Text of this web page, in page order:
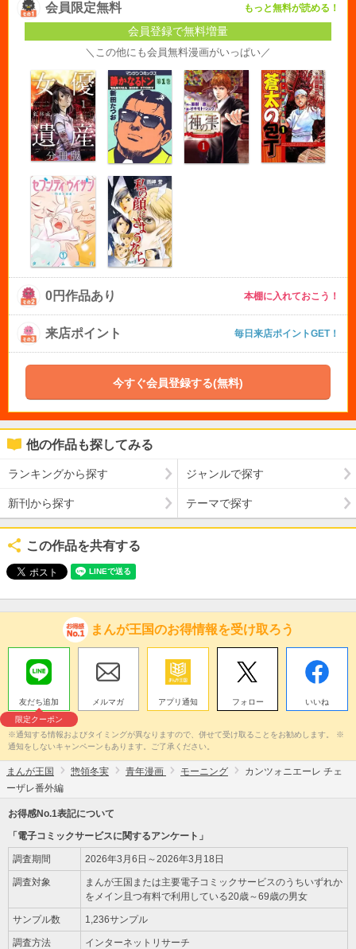
会員限定無料 もっと無料が読める！
会員登録で無料増量
＼この他にも会員無料漫画がいっぱい／
0円作品あり 本棚に入れておこう！
来店ポイント 毎日来店ポイントGET！
今すぐ会員登録する(無料)
他の作品も探してみる
ランキングから探す ジャンルで探す
新刊から探す テーマで探す
この作品を共有する
まんが王国のお得情報を受け取ろう
友だち追加
限定クーポン
メルマガ アプリ通知 フォロー いいね
※通知する情報およびタイミングが異なりますので、併せて受け取ることをお勧めします。 ※
通知をしないキャンペーンもあります。ご了承ください。
まんが王国 惣領冬実 青年漫画 モーニング
カンツォニエーレ チェ
ーザレ番外編
お得感No.1表記について
「電子コミックサービスに関するアンケート」
調査期間 2026年3月6日～2026年3月18日
調査対象
まんが王国または主要電子コミックサービスのうちいずれか
をメイン且つ有料で利用している20歳～69歳の男女
サンプル数 1,236サンプル
調査方法 インターネットリサーチ